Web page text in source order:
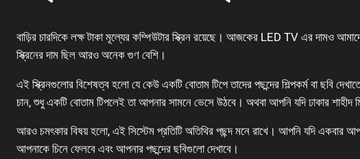
বাড়ির চারদিকে লক্ষ টাকা মূল্যের কম্পিউটার স্ক্রিন রয়েছে। আজকের LED TV এর দামও
স্ক্রিনের দাম ছিল আরও অনেক গুণ বেশি।
এই স্ক্রিনগুলোর বিশেষত্ব হলো যে কেউ একটি বোতাম টিপে তাদের পছন্দের শিল্পকর্ম বা ছবি
চান, শুধু একটি বোতাম টিপলেই তা আপনার সামনে ভেসে উঠবে। অথবা আপনি যদি ঢাকার শাহীদ
আরও চমৎকার বিষয় হলো, এই সিস্টেম প্রতিটি অতিথির পছন্দ মনে রাখে। আপনি যদি একবার
আপনাকে চিনে ফেলবে এবং আপনার পছন্দের ছবিগুলো দেখাবে।